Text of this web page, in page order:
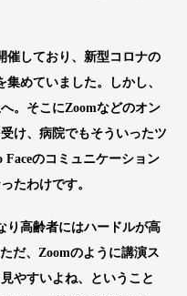
催しており、新型コロナの
めていました。しかし、
。そこにZoomなどのオン
け、病院でもそういったツ
Faceのコミュニケーション
たわけです。
り高齢者にはハードルが高
だ、Zoomのように講演ス
やすいよね、ということ